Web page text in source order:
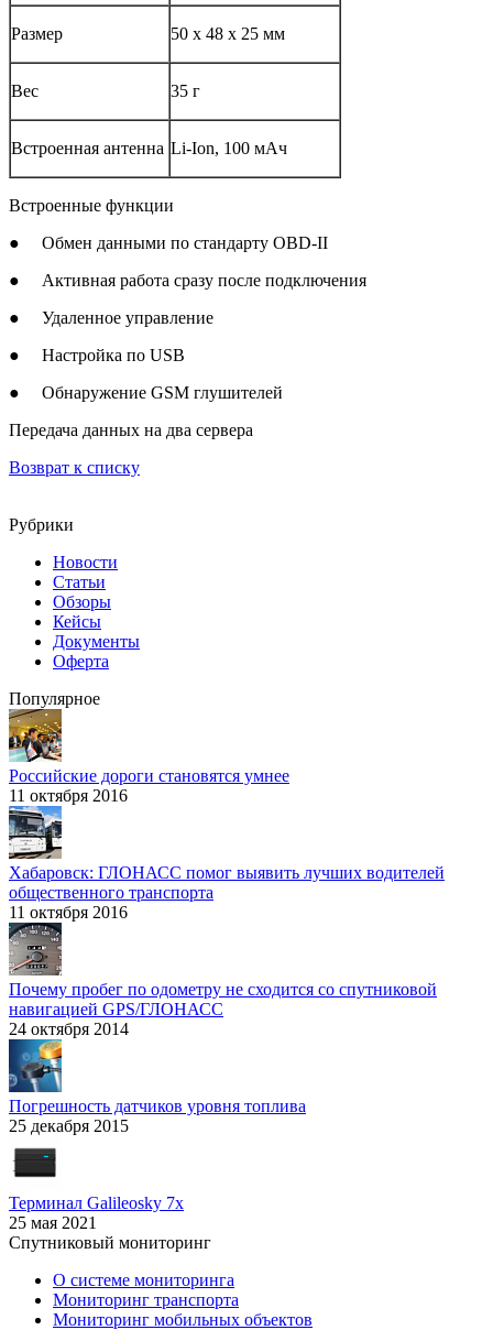
Размер 50 х 48 х 25 мм
Вес 35 г
Встроенная антенна Li-Ion, 100 мАч
Встроенные функции
● Обмен данными по стандарту OBD-II
● Активная работа сразу после подключения
● Удаленное управление
● Настройка по USB
● Обнаружение GSM глушителей
Передача данных на два сервера
Возврат к списку
Рубрики
Новости
Статьи
Обзоры
Кейсы
Документы
Оферта
Популярное
Российские дороги становятся умнее
11 октября 2016
Хабаровск: ГЛОНАСС помог выявить лучших водителей
общественного транспорта
11 октября 2016
Почему пробег по одометру не сходится со спутниковой
навигацией GPS/ГЛОНАСС
24 октября 2014
Погрешность датчиков уровня топлива
25 декабря 2015
Терминал Galileosky 7x
25 мая 2021
Спутниковый мониторинг
О системе мониторинга
Мониторинг транспорта
Мониторинг мобильных объектов